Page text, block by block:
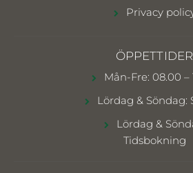
Privacy
ÖPPETTIDER
Mån-Fre: 08.00 –
Lördag & Söndag:
Lördag &
Tidsbokning